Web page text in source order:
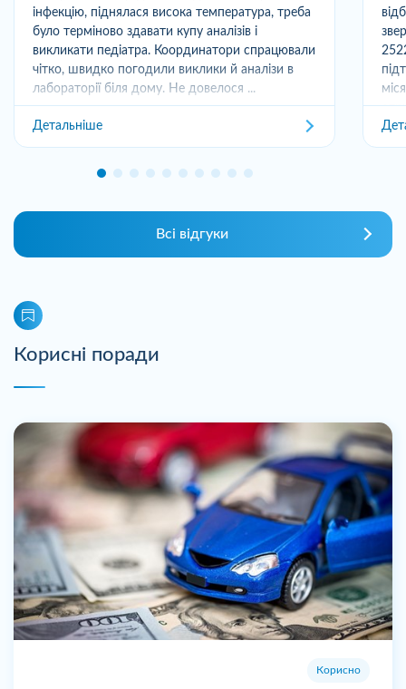
інфекцію, піднялася висока температура, треба
було терміново здавати купу аналізів і
викликати педіатра. Координатори спрацювали
чітко, швидко погодили виклики й аналізи в
лабораторії біля дому. Не довелося ...
Детальніше
Всі відгуки
Корисні поради
Корисно